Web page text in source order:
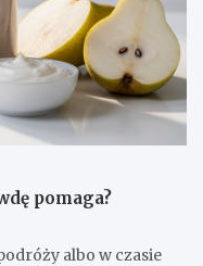
pomaga?
albo w czasie